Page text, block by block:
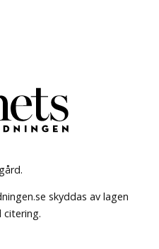
skyddas av lagen
citering.